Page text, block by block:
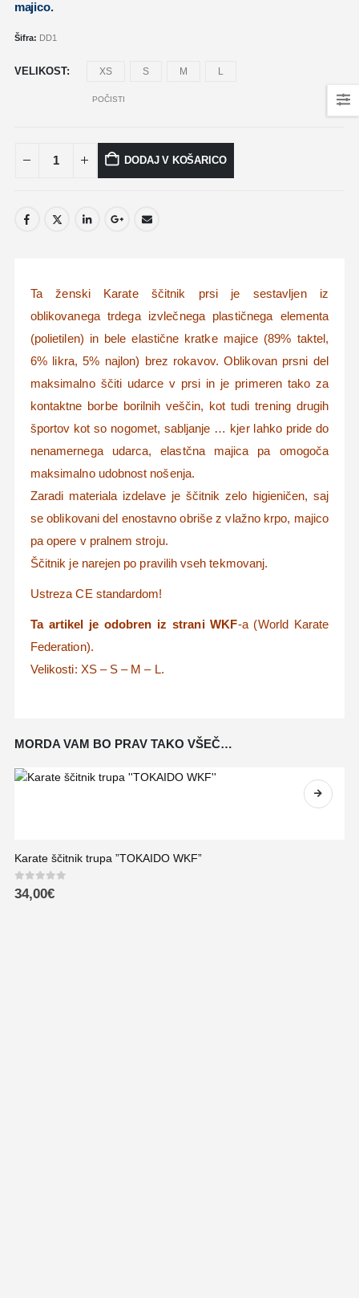
majico.
Šifra: DD1
VELIKOST XS S M L
POČISTI
DODAJ V KOŠARICO
Ta ženski Karate ščitnik prsi je sestavljen iz
oblikovanega trdega izvlečnega plastičnega elementa
(polietilen) in bele elastične kratke majice (89% taktel,
6% likra, 5% najlon) brez rokavov. Oblikovan prsni del
maksimalno ščiti udarce v prsi in je primeren tako za
kontaktne borbe borilnih veščin, kot tudi trening drugih
športov kot so nogomet, sabljanje … kjer lahko pride do
nenamernega udarca, elastčna majica pa omogoča
maksimalno udobnost nošenja.
Zaradi materiala izdelave je ščitnik zelo higieničen, saj
se oblikovani del enostavno obriše z vlažno krpo, majico
pa opere v pralnem stroju.
Ščitnik je narejen po pravilih vseh tekmovanj.
Ustreza CE standardom!
Ta artikel je odobren iz strani WKF-a (World Karate
Federation).
Velikosti: XS – S – M – L.
MORDA VAM BO PRAV TAKO VŠEČ…
Karate ščitnik trupa ”TOKAIDO WKF”
0out of 5
34,00€